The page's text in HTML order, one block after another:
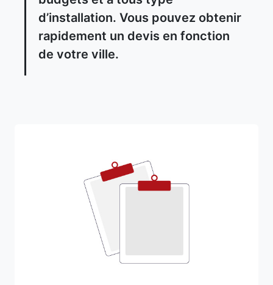
d’installation. Vous pouvez obtenir
rapidement un devis en fonction
de votre ville.